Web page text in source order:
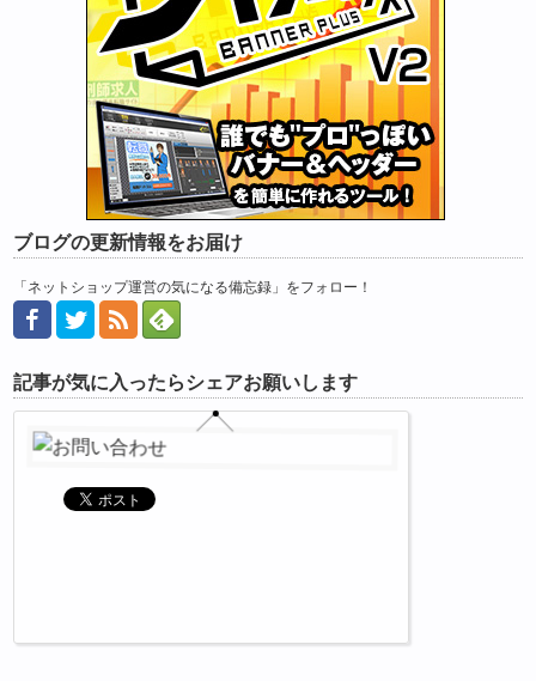
ブログの更新情報をお届け
「ネットショップ運営の気になる備忘録」をフォロー！
記事が気に入ったらシェアお願いします